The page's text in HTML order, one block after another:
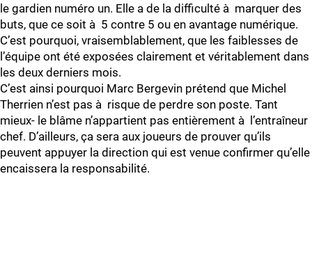
le gardien numéro un. Elle a de la difficulté à marquer des
buts, que ce soit à 5 contre 5 ou en avantage numérique.
C’est pourquoi, vraisemblablement, que les faiblesses de
l’équipe ont été exposées clairement et véritablement dans
les deux derniers mois.
C’est ainsi pourquoi Marc Bergevin prétend que Michel
Therrien n’est pas à risque de perdre son poste. Tant
mieux- le blâme n’appartient pas entièrement à l’entraîneur
chef. D’ailleurs, ça sera aux joueurs de prouver qu’ils
peuvent appuyer la direction qui est venue confirmer qu’elle
encaissera la responsabilité.